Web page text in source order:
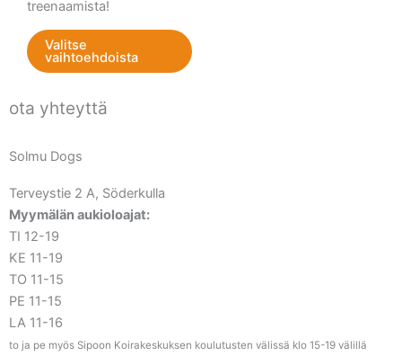
treenaamista!
Valitse
vaihtoehdoista
ota yhteyttä
Solmu Dogs
Terveystie 2 A, Söderkulla
Myymälän aukioloajat:
TI 12-19
KE 11-19
TO 11-15
PE 11-15
LA 11-16
to ja pe myös Sipoon Koirakeskuksen koulutusten välissä klo 15-19 välillä